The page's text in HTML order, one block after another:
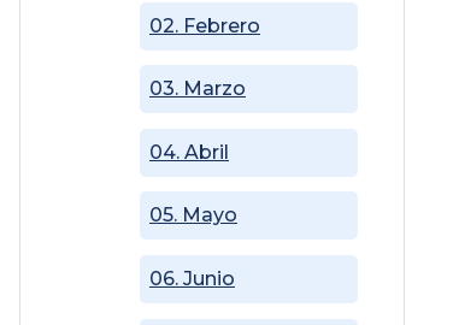
02. Febrero
03. Marzo
04. Abril
05. Mayo
06. Junio